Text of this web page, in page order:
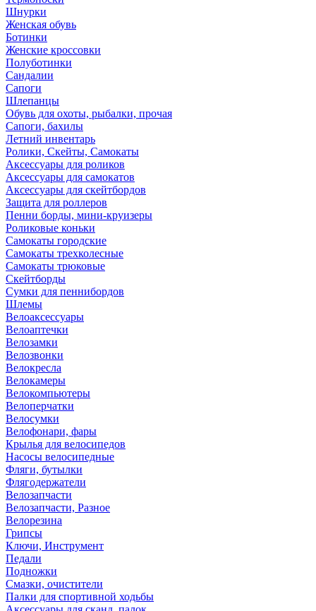
Шнурки
Женская обувь
Ботинки
Женские кроссовки
Полуботинки
Сандалии
Сапоги
Шлепанцы
Обувь для охоты, рыбалки, прочая
Сапоги, бахилы
Летний инвентарь
Ролики, Скейты, Самокаты
Аксессуары для роликов
Аксессуары для самокатов
Аксессуары для скейтбордов
Защита для роллеров
Пенни борды, мини-круизеры
Роликовые коньки
Самокаты городские
Самокаты трехколесные
Самокаты трюковые
Скейтборды
Сумки для пеннибордов
Шлемы
Велоаксессуары
Велоаптечки
Велозамки
Велозвонки
Велокресла
Велокамеры
Велокомпьютеры
Велоперчатки
Велосумки
Велофонари, фары
Крылья для велосипедов
Насосы велосипедные
Фляги, бутылки
Флягодержатели
Велозапчасти
Велозапчасти, Разное
Велорезина
Грипсы
Ключи, Инструмент
Педали
Подножки
Смазки, очистители
Палки для спортивной ходьбы